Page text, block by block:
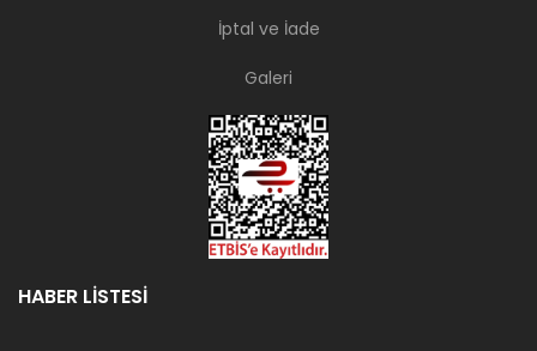
İptal ve İade
Galeri
HABER LİSTESİ